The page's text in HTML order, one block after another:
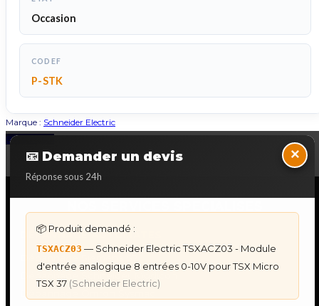
Occasion
CODEF
P-STK
Marque : Schneider Electric
📧 Demander un devis
Réponse sous 24h
×
📦 Produit demandé :
TSXACZ03 — Schneider Electric TSXACZ03 - Module
d'entrée analogique 8 entrées 0-10V pour TSX Micro
TSX 37 (Schneider Electric)
Back to Top
DÉPANNAGE AUTOMATES
Dépannage Schneider Modicon